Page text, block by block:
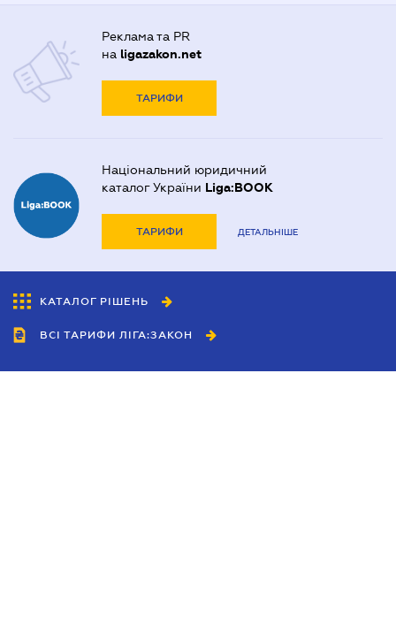
Реклама та PR
на ligazakon.net
ТАРИФИ
Національний юридичний
каталог України Liga:BOOK
ТАРИФИ ДЕТАЛЬНІШЕ
КАТАЛОГ РІШЕНЬ
ВСІ ТАРИФИ ЛІГА:ЗАКОН